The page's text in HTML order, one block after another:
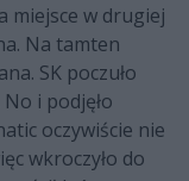
miejsce w drugiej
Na tamten
SK poczuło
i podjęło
oczywiście nie
wkroczyło do